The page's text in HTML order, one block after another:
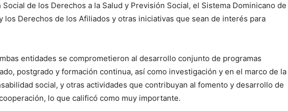
de los Derechos a la Salud y Previsión Social, el Sistema Dominicano de
los Derechos de los Afiliados y otras iniciativas que sean de interés para
entidades se comprometieron al desarrollo conjunto de programas
postgrado y formación continua, así como investigación y en el marco de la
social, y otras actividades que contribuyan al fomento y desarrollo de
lo que calificó como muy importante.